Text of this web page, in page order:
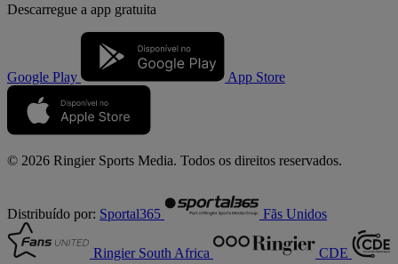
Descarregue a app gratuita
Google Play App Store
© 2026 Ringier Sports Media. Todos os direitos reservados.
Distribuído por: Sportal365 Fãs Unidos
Ringier South Africa CDE